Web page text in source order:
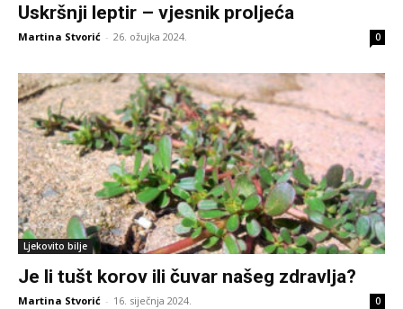
Uskršnji leptir – vjesnik proljeća
Martina Stvorić - 26. ožujka 2024. 0
Ljekovito bilje
Je li tušt korov ili čuvar našeg zdravlja?
Martina Stvorić - 16. siječnja 2024. 0